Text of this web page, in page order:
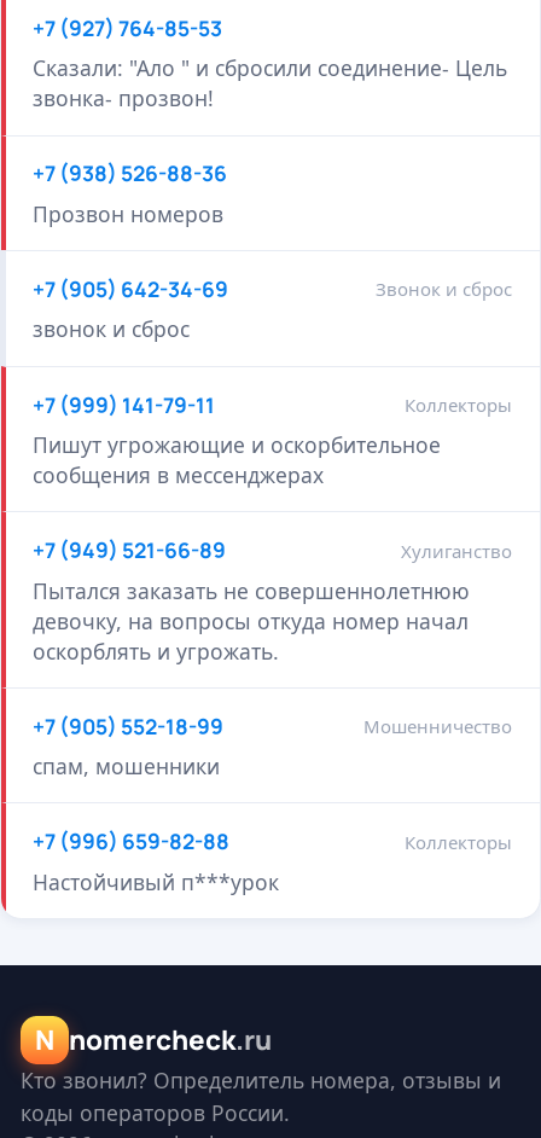
+7 (927) 764-85-53
Сказали: "Ало " и сбросили соединение- Цель
звонка- прозвон!
+7 (938) 526-88-36
Прозвон номеров
+7 (905) 642-34-69 Звонок и сброс
звонок и сброс
+7 (999) 141-79-11 Коллекторы
Пишут угрожающие и оскорбительное
сообщения в мессенджерах
+7 (949) 521-66-89 Хулиганство
Пытался заказать не совершеннолетнюю
девочку, на вопросы откуда номер начал
оскорблять и угрожать.
+7 (905) 552-18-99 Мошенничество
спам, мошенники
+7 (996) 659-82-88 Коллекторы
Настойчивый п***урок
N nomercheck.ru
Кто звонил? Определитель номера, отзывы и
коды операторов России.